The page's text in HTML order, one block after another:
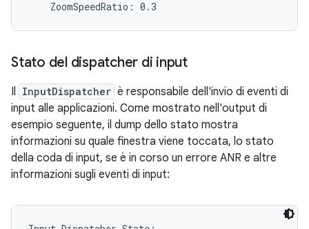
Stato del dispatcher di input
Il InputDispatcher è responsabile dell'invio di eventi di
input alle applicazioni. Come mostrato nell'output di
esempio seguente, il dump dello stato mostra
informazioni su quale finestra viene toccata, lo stato
della coda di input, se è in corso un errore ANR e altre
informazioni sugli eventi di input: